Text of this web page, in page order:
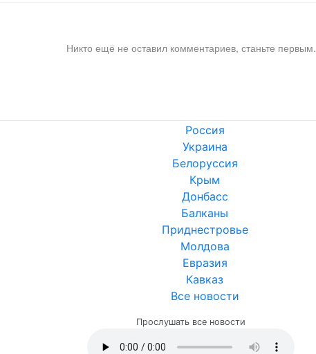
Никто ещё не оставил комментариев, станьте первым.
Россия
Украина
Белоруссия
Крым
Донбасс
Балканы
Приднестровье
Молдова
Евразия
Кавказ
Все новости
Прослушать все новости